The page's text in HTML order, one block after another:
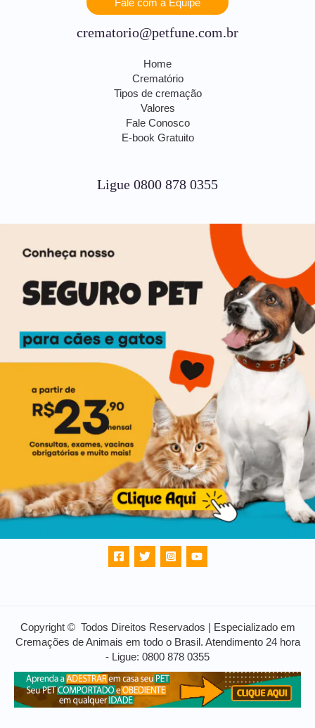
Fale com a Equipe
crematorio@petfune.com.br
Home
Crematório
Tipos de cremação
Valores
Fale Conosco
E-book Gratuito
Ligue 0800 878 0355
Copyright © Todos Direitos Reservados | Especializado em
Cremações de Animais em todo o Brasil. Atendimento 24 hora
- Ligue: 0800 878 0355